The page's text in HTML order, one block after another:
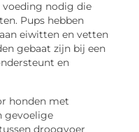
voeding nodig die
Pups hebben
eiwitten en vetten
gebaat zijn bij een
en
honden met
gevoelige
droogvoer